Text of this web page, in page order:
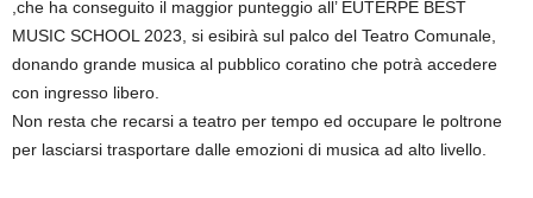
,che ha conseguito il maggior punteggio all’ EUTERPE BEST
MUSIC SCHOOL 2023, si esibirà sul palco del Teatro Comunale,
donando grande musica al pubblico coratino che potrà accedere
con ingresso libero.
Non resta che recarsi a teatro per tempo ed occupare le poltrone
per lasciarsi trasportare dalle emozioni di musica ad alto livello.